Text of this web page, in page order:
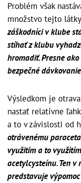
Problém však
množstvo tejto
záškodníci v klube
stíhať z klubu
hromadiť. Presne
bezpečné
Výsledkom je
nastať relatívne
a to v závislosti od
otrávenému
využitím a to
acetylcysteínu. Ten
predstavuje